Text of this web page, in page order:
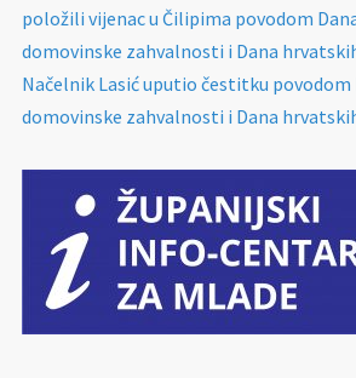
položili vijenac u Čilipima povodom
domovinske zahvalnosti i Dana
Načelnik Lasić uputio čestitku povodom
domovinske zahvalnosti i Dana